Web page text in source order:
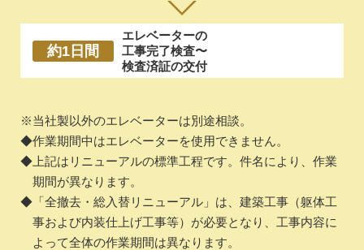
約1日間
エレベーターの
工事完了検査〜
検査済証の交付
当社製以外のエレベーターは別途相談。
作業期間中はエレベーターを使用できません。
上記はリニューアルの標準工程です。件名により、作業
期間が異なります。
「全撤去・総入替リニューアル」は、建築工事（躯体工
事および内装仕上げ工事等）が必要となり、工事内容に
よって全体の作業期間は異なります。